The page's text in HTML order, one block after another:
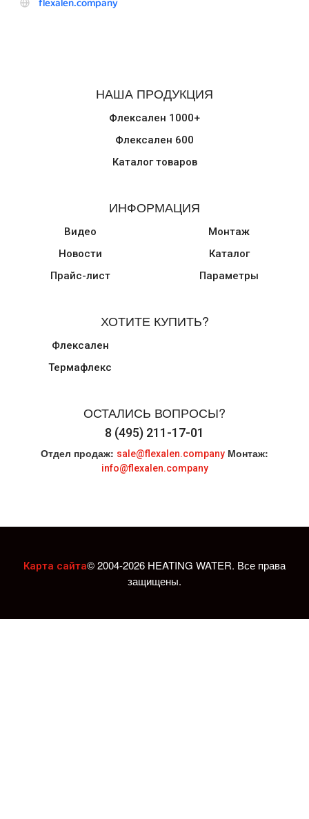
НАША ПРОДУКЦИЯ
Флексален 1000+
Флексален 600
Каталог товаров
ИНФОРМАЦИЯ
Видео
Новости
Прайс-лист
Монтаж
Каталог
Параметры
ХОТИТЕ КУПИТЬ?
Флексален
Термафлекс
ОСТАЛИСЬ ВОПРОСЫ?
8 (495) 211-17-01
Отдел продаж: sale@flexalen.company Монтаж:
info@flexalen.company
Карта сайта© 2004-2026 HEATING WATER. Все права
защищены.